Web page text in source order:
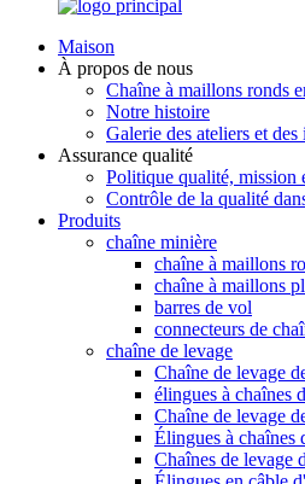
Maison
À propos de nous
Chaîne à maillons ronds
Notre histoire
Galerie des ateliers et
Assurance qualité
Politique qualité, mission
Contrôle de la qualité
Produits
chaîne minière
chaîne à maillons
chaîne à maillons
barres de vol
connecteurs de
chaîne de levage
Chaîne de levage
élingues à chaînes
Chaîne de levage
Élingues à chaînes
Chaînes de levage